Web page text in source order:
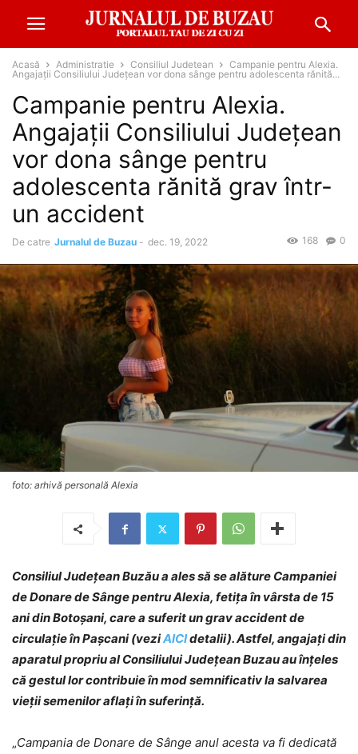
Acasă Administratie Consiliul Judetean
Campanie pentru Alexia.
Angajații Consiliului Județean vor dona sânge pentru adolescenta rănită...
Campanie pentru Alexia.
Angajații Consiliului Județean
vor dona sânge pentru
adolescenta rănită grav într-
un accident
De catre Jurnalul de Buzau - dec. 19, 2022 0
168
foto: arhivă personală Alexia
Consiliul Județean Buzău a ales să se alăture Campaniei
de Donare de Sânge pentru Alexia, fetița în vârsta de 15
ani din Botoșani, care a suferit un grav accident de
circulație în Pașcani (veziAICIdetalii). Astfel, angajați din
aparatul propriu al Consiliului Județean Buzau au înțeles
că gestul lor contribuie în mod semnificativ la salvarea
vieții semenilor aflați în suferință.
„Campania de Donare de Sânge anul acesta va fi dedicată